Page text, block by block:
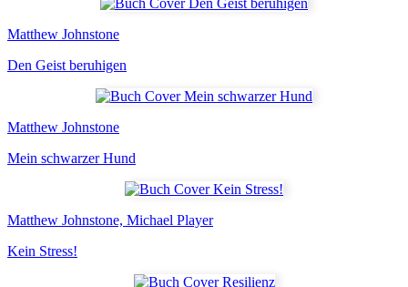
Matthew Johnstone
Den Geist beruhigen
Matthew Johnstone
Mein schwarzer Hund
Matthew Johnstone, Michael Player
Kein Stress!